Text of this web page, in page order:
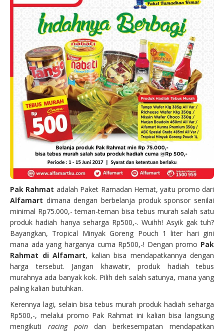
Pak Rahmat adalah Paket Ramadan Hemat, yaitu promo dari
Alfamart dimana dengan berbelanja produk sponsor senilai
minimal Rp75.000,- teman-teman bisa tebus murah salah satu
produk hadiah hanya seharga Rp500,-. Wuihh! Asyik gak tuh?
Bayangkan, Tropical Minyak Goreng Pouch 1 liter hari gini
mana ada yang harganya cuma Rp500,-! Dengan promo Pak
Rahmat di Alfamart, kalian bisa mendapatkannya dengan
harga tersebut. Jangan khawatir, produk hadiah tebus
murahnya ada banyak kok. Pilih deh salah satunya, mana yang
paling kalian butuhkan.
Kerennya lagi, selain bisa tebus murah produk hadiah seharga
Rp500,-, melalui promo Pak Rahmat ini kalian bisa langsung
mengikuti racing poindan berkesempatan mendapatkan